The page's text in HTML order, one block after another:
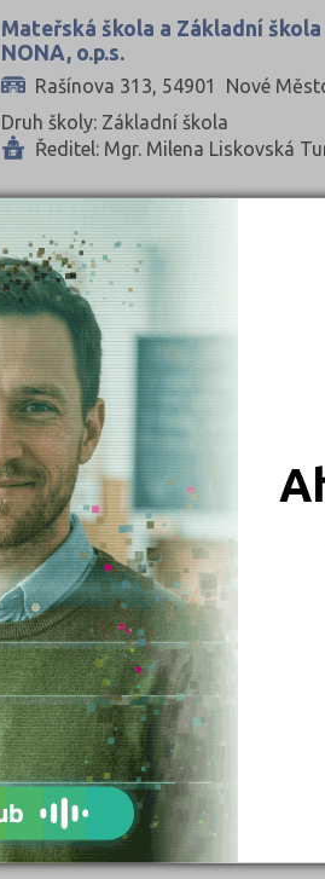
Mateřská škola a Základní
NONA, o.p.s.
Rašínova 313, 54901 Nové
Druh školy: Základní škola
Ředitel: Mgr. Milena Liskovská
ZÁKLADNÍ ŠKOLY
Střední škola a Základní škola,
Metují
Husovo nám. 1218, 54901 Nové
Metují
Druh školy: Základní škola
Ředitel: PaedDr. Olga Talášková